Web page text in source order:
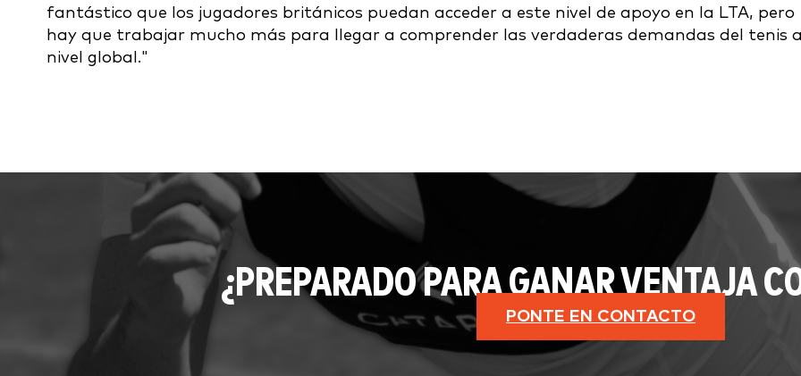
fantástico que los jugadores británicos puedan acceder a este nivel de apoyo en la LTA, pero
hay que trabajar mucho más para llegar a comprender las verdaderas demandas del tenis a
nivel global."
¿PREPARADO PARA GANAR VENTAJA
PONTE EN CONTACTO